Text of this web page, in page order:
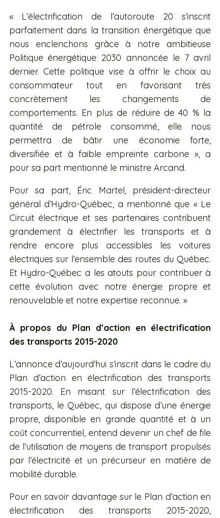
« L’électrification de l’autoroute 20 s’inscrit
parfaitement dans la transition énergétique que
nous enclenchons grâce à notre ambitieuse
Politique énergétique 2030 annoncée le 7 avril
dernier. Cette politique vise à offrir le choix au
consommateur tout en favorisant très
concrètement les changements de
comportements. En plus de réduire de 40 % la
quantité de pétrole consommé, elle nous
permettra de bâtir une économie forte,
diversifiée et à faible empreinte carbone », a
pour sa part mentionné le ministre Arcand.
Pour sa part, Éric Martel, président-directeur
général d’Hydro-Québec, a mentionné que « Le
Circuit électrique et ses partenaires contribuent
grandement à électrifier les transports et à
rendre encore plus accessibles les voitures
électriques sur l’ensemble des routes du Québec.
Et Hydro-Québec a les atouts pour contribuer à
cette évolution avec notre énergie propre et
renouvelable et notre expertise reconnue. »
À propos du Plan d’action en électrification
des transports 2015-2020
L’annonce d’aujourd’hui s’inscrit dans le cadre du
Plan d’action en électrification des transports
2015-2020. En misant sur l’électrification des
transports, le Québec, qui dispose d’une énergie
propre, disponible en grande quantité et à un
coût concurrentiel, entend devenir un chef de file
de l’utilisation de moyens de transport propulsés
par l’électricité et un précurseur en matière de
mobilité durable.
Pour en savoir davantage sur le Plan d’action en
électrification des transports 2015-2020,